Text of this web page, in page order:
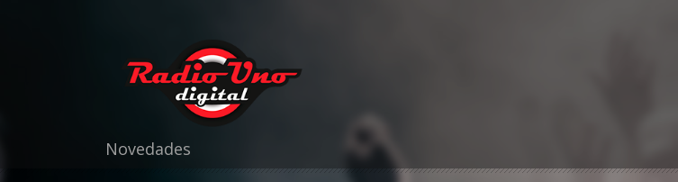
Novedades